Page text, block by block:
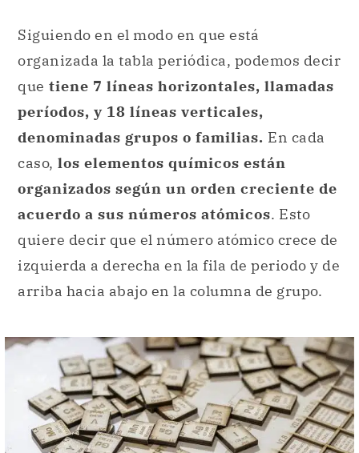
denominadas grupos o familias.
caso,los elementos químicos están
organizados según un orden creciente de
acuerdo a sus números atómicos
quiere decir que el número atómico crece de
izquierda a derecha en la fila de periodo y de
arriba hacia abajo en la columna de grupo.